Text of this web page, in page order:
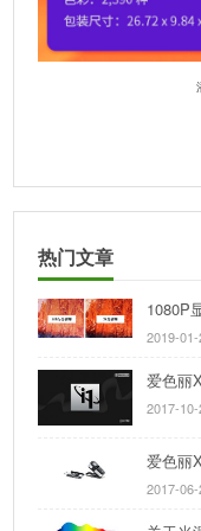
热门文章
1080P
2019-
爱色丽
2017-
爱色丽
2017-